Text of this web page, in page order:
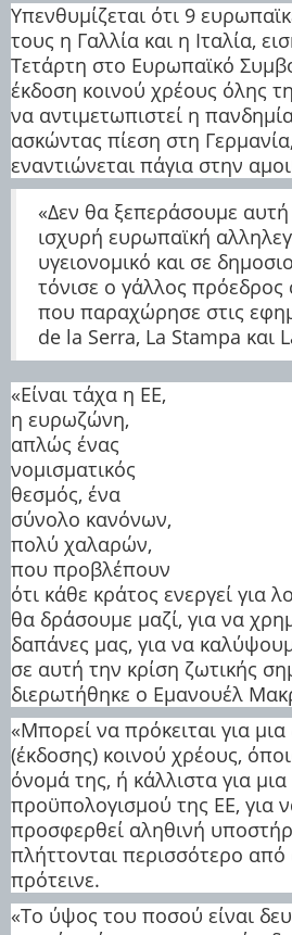
Υπενθυμίζεται ότι 9
τους η Γαλλία και η Ιταλία,
Τετάρτη στο Ευρωπαϊκό
έκδοση κοινού χρέους όλης
να αντιμετωπιστεί η
ασκώντας πίεση στη
εναντιώνεται πάγια στην
«Δεν θα ξεπεράσουμε
ισχυρή ευρωπαϊκή
υγειονομικό και σε
τόνισε ο γάλλος πρόεδρος
που παραχώρησε στις
de la Serra, La Stampa και
«Είναι τάχα η ΕΕ,
η ευρωζώνη,
απλώς ένας
νομισματικός
θεσμός, ένα
σύνολο κανόνων,
πολύ χαλαρών,
που προβλέπουν
ότι κάθε κράτος ενεργεί για
θα δράσουμε μαζί, για να
δαπάνες μας, για να
σε αυτή την κρίση ζωτικής
διερωτήθηκε ο Εμανουέλ
«Μπορεί να πρόκειται για
(έκδοσης) κοινού χρέους,
όνομά της, ή κάλλιστα για
προϋπολογισμού της ΕΕ, για
προσφερθεί αληθινή
πλήττονται περισσότερο από
πρότεινε.
«Το ύψος του ποσού είναι